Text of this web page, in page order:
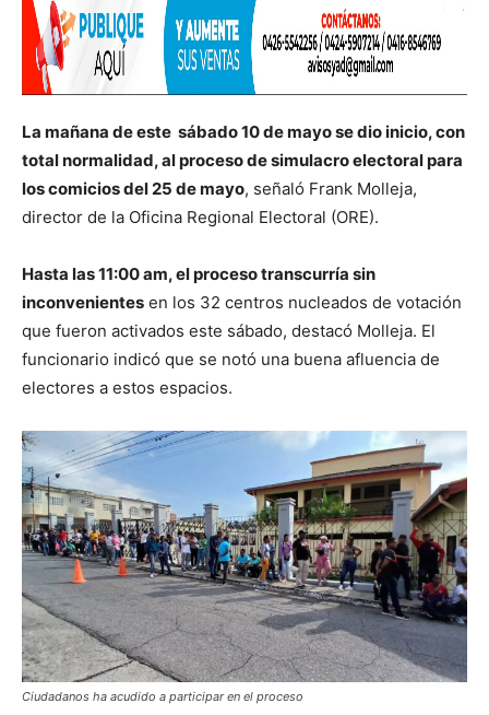
La mañana de este sábado 10 de mayo se dio inicio, con
total normalidad, al proceso de simulacro electoral para
los comicios del 25 de mayo, señaló Frank Molleja,
director de la Oficina Regional Electoral (ORE).
Hasta las 11:00 am, el proceso transcurría sin
inconvenientes en los 32 centros nucleados de votación
que fueron activados este sábado, destacó Molleja. El
funcionario indicó que se notó una buena afluencia de
electores a estos espacios.
Ciudadanos ha acudido a participar en el proceso